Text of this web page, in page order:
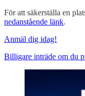
För att säkerställa en
nedanstående länk.
Anmäl dig idag!
Billigare inträde om du